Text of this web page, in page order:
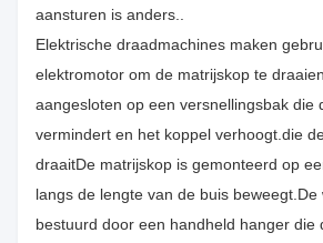
aansturen is anders..
Elektrische draadmachines maken
elektromotor om de matrijskop te
aangesloten op een versnellingsbak die
vermindert en het koppel verhoogt.die
draaitDe matrijskop is gemonteerd op
langs de lengte van de buis beweegt.De
bestuurd door een handheld hanger die